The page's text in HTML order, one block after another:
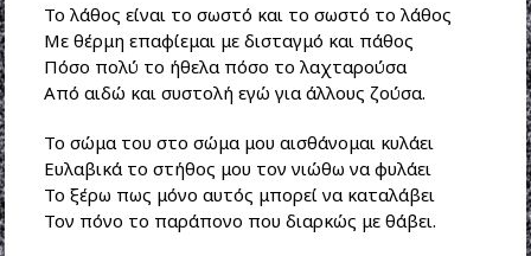
Το λάθος είναι το σωστό και το σωστό το λάθος
Με θέρμη επαφίεμαι με δισταγμό και πάθος
Πόσο πολύ το ήθελα πόσο το λαχταρούσα
Από αιδώ και συστολή εγώ για άλλους ζούσα.
Το σώμα του στο σώμα μου αισθάνομαι κυλάει
Ευλαβικά το στήθος μου τον νιώθω να φυλάει
Το ξέρω πως μόνο αυτός μπορεί να καταλάβει
Τον πόνο το παράπονο που διαρκώς με θάβει.